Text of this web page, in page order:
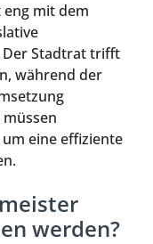
mit dem
Stadtrat trifft
während der
eine effiziente
werden?